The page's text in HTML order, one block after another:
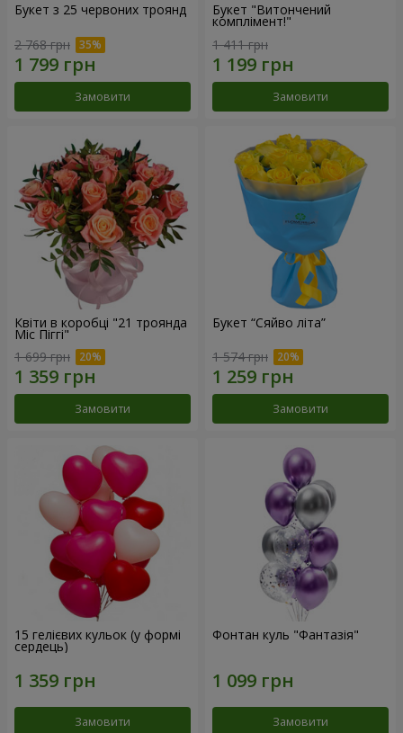
Букет з 25 червоних троянд
2 768 грн
Замовити
Букет "Витончений
комплімент!"
1 411 грн
Замовити
Квіти в коробці "21 троянда
Міс Піггі"
1 699 грн
Замовити
Букет “Сяйво літа”
1 574 грн
Замовити
15 гелієвих кульок (у формі
сердець)
Замовити
Фонтан куль "Фантазія"
Замовити